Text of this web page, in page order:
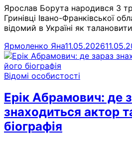
Ярослав Борута народився 3
Гринівці Івано-Франківської
відомий в Україні як
Ярмоленко Яна11.05.2026
Відомі особистості
Ерік Абрамович: де
знаходиться актор
біографія